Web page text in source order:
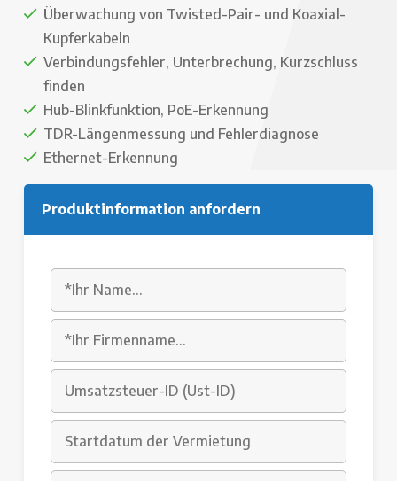
Überwachung von Twisted-Pair- und Koaxial-
Kupferkabeln
Verbindungsfehler, Unterbrechung, Kurzschluss
finden
Hub-Blinkfunktion, PoE-Erkennung
TDR-Längenmessung und Fehlerdiagnose
Ethernet-Erkennung
Produktinformation anfordern